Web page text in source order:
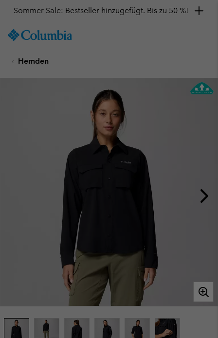
TO
SKIP
Sommer Sale: Bestseller hinzugefügt. Bis zu 50 %!
Hemden